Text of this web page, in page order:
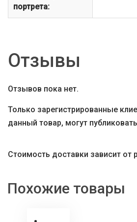
портрета:
Отзывы
Отзывов пока нет.
Только зарегистрированные
данный товар, могут
Стоимость доставки зависит от
Похожие товары